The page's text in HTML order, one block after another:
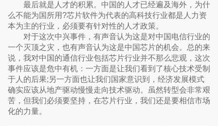
最后就是人才的积累。中国的人才已经遍及海外，为什
么不能为国所用?芯片软件为代表的高科技行业都是人力资
本为主的行业，必须要有针对性的人才政策。
对于这次中兴事件，有声音认为这是对中国电信行业的
一个灭顶之灾，也有声音认为这是中国芯片的机会。总的来
说，我对中国的通信行业包括芯片行业并不那么悲观，这次
事件应该是危中有机：一方面是让我们看到了核心技术受制
于人的后果;另一方面也让我们国家意识到，经济发展模式
确实应该从地产驱动慢慢走向技术驱动。虽然转型会非常艰
苦，但我们必须要坚持，在芯片行业，我们还是要相信市场
化的力量。